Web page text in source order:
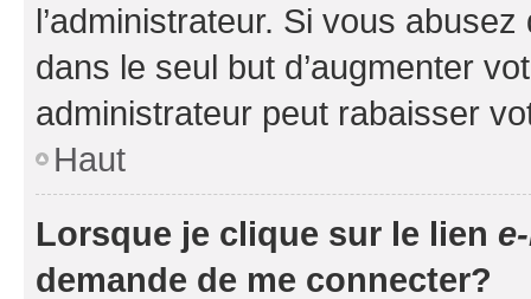
l’administrateur. Si vous
dans le seul but d’augmenter
administrateur peut rabaisser
Haut
Lorsque je clique sur le lien
demande de me connecter?